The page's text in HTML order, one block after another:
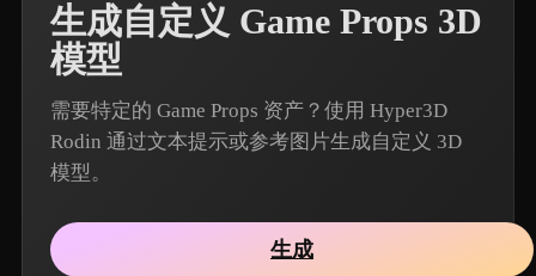
生成自定义 Game Props 3D
模型
需要特定的 Game Props 资产？使用 Hyper3D
Rodin 通过文本提示或参考图片生成自定义 3D
模型。
生成